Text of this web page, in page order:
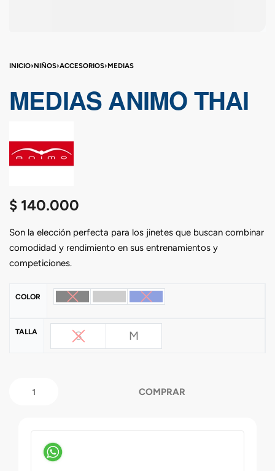
INICIO›NIÑOS›ACCESORIOS›MEDIAS
MEDIAS ANIMO THAI
$ 140.000
Son la elección perfecta para los jinetes que buscan combinar
comodidad y rendimiento en sus entrenamientos y
competiciones.
COLOR
TALLA S M
COMPRAR